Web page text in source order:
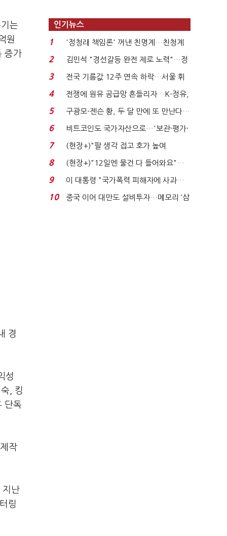
는
원
증가
경
성
, 킹
단독
작
지난
링
인기뉴스
1
'정청래 책임론' 꺼낸 친명계…친청계
는 추가투표 때리기...
2
김민석 "경선갈등 완전 제로 노력"…정
청래 "반명 공세 사...
3
전국 기름값 12주 연속 하락…서울 휘
발윳값 1909원...
4
전쟁에 원유 공급망 흔들리자…K-정유,
에너지안보 핵심...
5
구광모-젠슨 황, 두 달 만에 또 만난다…
로봇·AI 등 논...
6
비트코인도 국가자산으로…'보관·평가·
처분' 기준은 ...
7
(현장+)"팔 생각 접고 호가 높여
요"…'덜 똘똘한 한 채' 20...
8
(현장+)"12일엔 물건 다 들어와요"…
빈 매대 채우며 문 연 ...
9
이 대통령 "국가폭력 피해자에 사과…
적극적 조사로 진...
10
중국 이어 대만도 설비투자…메모리 ‘삼